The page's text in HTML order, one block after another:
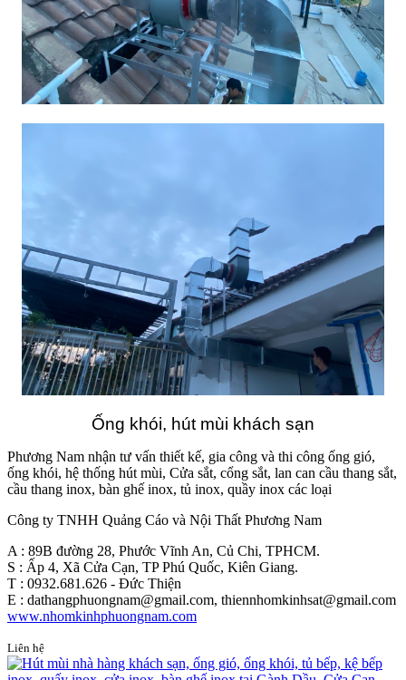
Ống khói, hút mùi khách sạn
Phương Nam nhận tư vấn thiết kế, gia công và thi công ống gió,
ống khói, hệ thống hút mùi, Cửa sắt, cổng sắt, lan can cầu thang sắt,
cầu thang inox, bàn ghế inox, tủ inox, quầy inox các loại
Công ty TNHH Quảng Cáo và Nội Thất Phương Nam
A : 89B đường 28, Phước Vĩnh An, Củ Chi, TPHCM.
S : Ấp 4, Xã Cửa Cạn, TP Phú Quốc, Kiên Giang.
T : 0932.681.626 - Đức Thiện
E : dathangphuongnam@gmail.com, thiennhomkinhsat@gmail.com
www.nhomkinhphuongnam.com
Liên hệ